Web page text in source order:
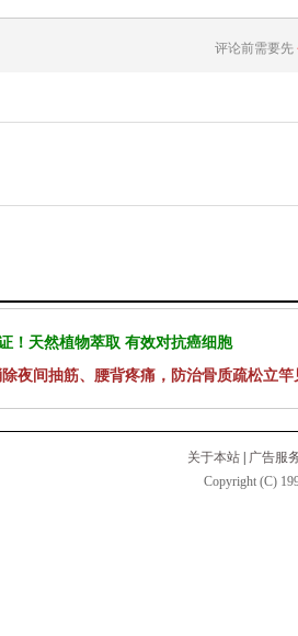
评论前需要先
！天然植物萃取 有效对抗癌细胞
夜间抽筋、腰背疼痛，防治骨质疏松立竿
关于本站
广告服
Copyright (C)